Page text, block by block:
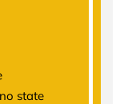
state